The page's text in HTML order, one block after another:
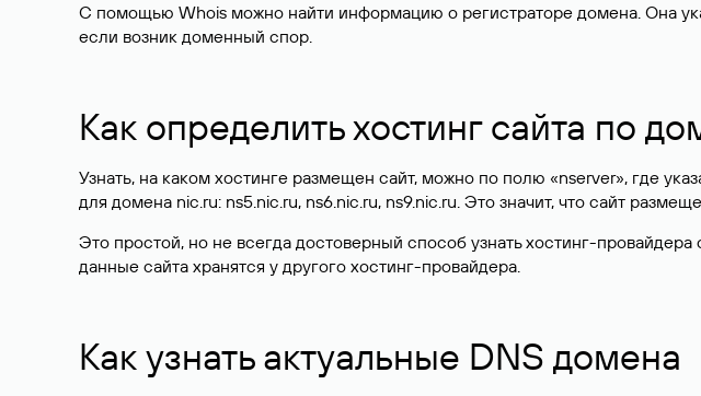
С помощью Whois можно найти информацию о регистраторе домена. Она
если возник доменный спор.
Как определить хостинг сайта по
Узнать, на каком хостинге размещен сайт, можно по полю «nserver», где
для домена nic.ru: ns5.nic.ru, ns6.nic.ru, ns9.nic.ru. Это значит, что сайт
Это простой, но не всегда достоверный способ узнать хостинг-
данные сайта хранятся у другого хостинг-провайдера.
Как узнать актуальные DNS домена